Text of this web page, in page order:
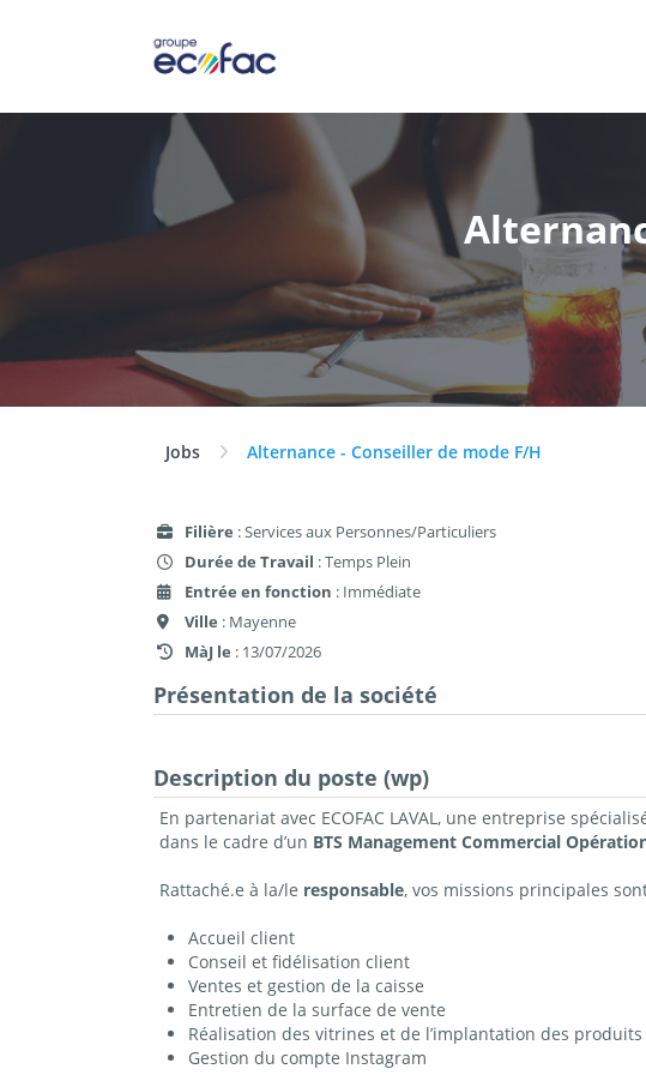
Jobs Alternance - Conseiller de mode F/H
Filière : Services aux Personnes/Particuliers
Durée de Travail : Temps Plein
Entrée en fonction : Immédiate
Ville : Mayenne
MàJ le : 13/07/2026
Présentation de la société
Description du poste (wp)
En partenariat avec ECOFAC LAVAL, une entreprise
dans le cadre d’un BTS Management Commercial
Rattaché.e à la/le responsable, vos missions principales
Accueil client
Conseil et fidélisation client
Ventes et gestion de la caisse
Entretien de la surface de vente
Réalisation des vitrines et de l’implantation des produits
Gestion du compte Instagram